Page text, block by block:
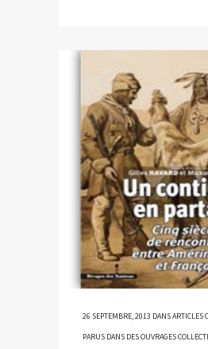
26 SEPTEMBRE, 2013 DANSARTICLES
PARUS DANS DES OUVRAGES